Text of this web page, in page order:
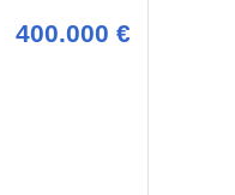
400.000 €